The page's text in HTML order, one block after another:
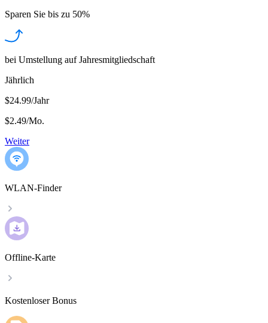
Sparen Sie bis zu 50%
bei Umstellung auf Jahresmitgliedschaft
Jährlich
$24.99/Jahr
$2.49/Mo.
Weiter
WLAN-Finder
Offline-Karte
Kostenloser Bonus